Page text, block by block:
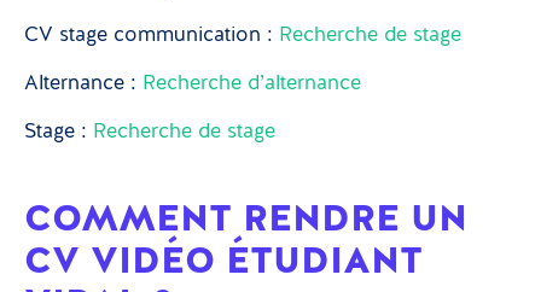
CV stage communication : Recherche de stage
Alternance : Recherche d’alternance
Stage : Recherche de stage
COMMENT RENDRE UN
CV VIDÉO ÉTUDIANT